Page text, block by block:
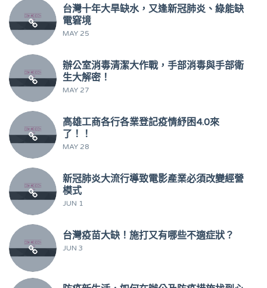
台灣十年大旱缺水，又逢新冠肺炎、綠能缺
電窘境
MAY 25
辦公室消毒清潔大作戰，手部消毒與手部衛
生大解密！
MAY 27
高雄工商各行各業登記疫情紓困4.0來
了！！
MAY 28
新冠肺炎大流行導致電影產業必須改變經營
模式
JUN 1
台灣疫苗大缺！施打又有哪些不適症狀？
JUN 3